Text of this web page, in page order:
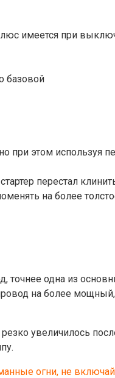
имеется при
базовой
при этом используя
перестал
на более
точнее одна из
на более
увеличилось
огни, не